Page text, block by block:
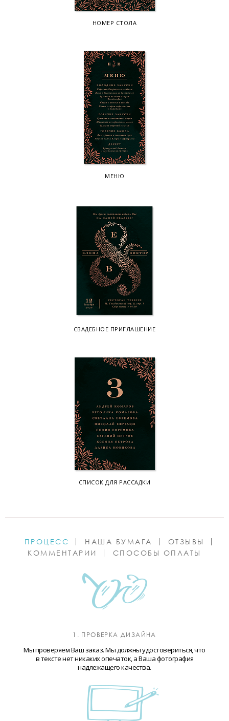
НОМЕР СТОЛА
МЕНЮ
СВАДЕБНОЕ ПРИГЛАШЕНИЕ
СПИСОК ДЛЯ РАССАДКИ
ПРОЦЕСС НАША БУМАГА
ОТЗЫВЫ
КОММЕНТАРИИ
СПОСОБЫ ОПЛАТЫ
1. ПРОВЕРКА ДИЗАЙНА
Мы проверяем Ваш заказ. Мы должны удостовериться, что
в тексте нет никаких опечаток, а Ваша фотография
надлежащего качества.